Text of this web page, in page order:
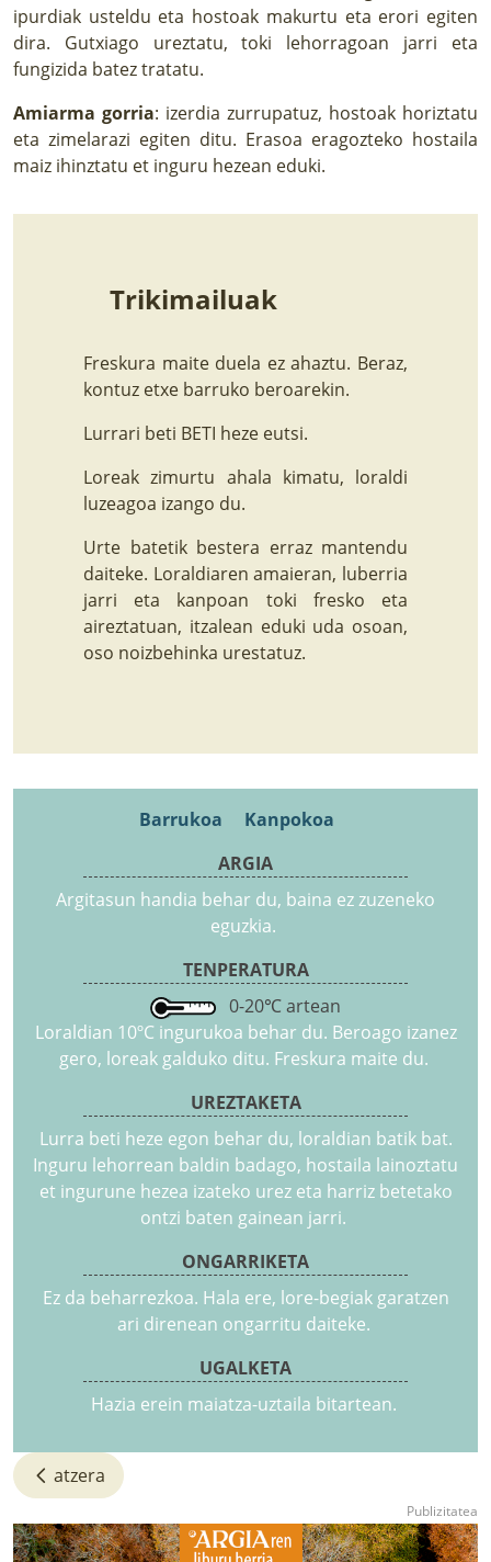
ipurdiak usteldu eta hostoak makurtu eta erori egiten
dira. Gutxiago ureztatu, toki lehorragoan jarri eta
fungizida batez tratatu.
Amiarma gorria: izerdia zurrupatuz, hostoak horiztatu
eta zimelarazi egiten ditu. Erasoa eragozteko hostaila
maiz ihinztatu et inguru hezean eduki.
Trikimailuak
Freskura maite duela ez ahaztu. Beraz,
kontuz etxe barruko beroarekin.
Lurrari beti BETI heze eutsi.
Loreak zimurtu ahala kimatu, loraldi
luzeagoa izango du.
Urte batetik bestera erraz mantendu
daiteke. Loraldiaren amaieran, luberria
jarri eta kanpoan toki fresko eta
aireztatuan, itzalean eduki uda osoan,
oso noizbehinka urestatuz.
Barrukoa
Kanpokoa
ARGIA
Argitasun handia behar du, baina ez zuzeneko
eguzkia.
TENPERATURA
0-20℃ artean
Loraldian 10ºC ingurukoa behar du. Beroago izanez
gero, loreak galduko ditu. Freskura maite du.
UREZTAKETA
Lurra beti heze egon behar du, loraldian batik bat.
Inguru lehorrean baldin badago, hostaila lainoztatu
et ingurune hezea izateko urez eta harriz betetako
ontzi baten gainean jarri.
ONGARRIKETA
Ez da beharrezkoa. Hala ere, lore-begiak garatzen
ari direnean ongarritu daiteke.
UGALKETA
Hazia erein maiatza-uztaila bitartean.
atzera